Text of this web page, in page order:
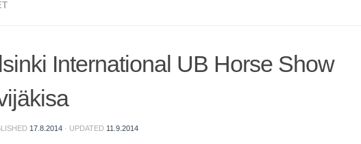
International UB Horse Show
17.8.2014 · UPDATED 11.9.2014